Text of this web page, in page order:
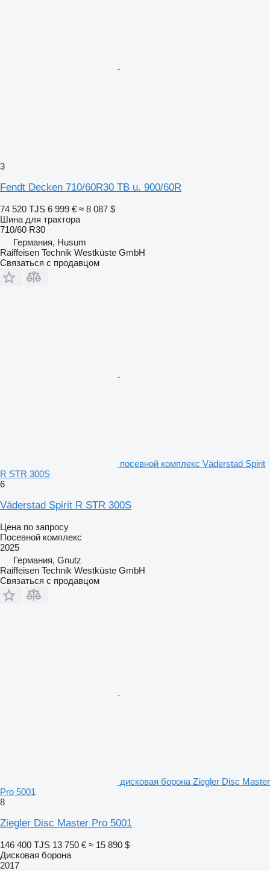
3
Fendt Decken 710/60R30 TB u. 900/60R
74 520 TJS 6 999 € ≈ 8 087 $
Шина для трактора
710/60 R30
Германия, Husum
Raiffeisen Technik Westküste GmbH
Связаться с продавцом
посевной комплекс Väderstad Spirit
R STR 300S
6
Väderstad Spirit R STR 300S
Цена по запросу
Посевной комплекс
2025
Германия, Gnutz
Raiffeisen Technik Westküste GmbH
Связаться с продавцом
дисковая борона Ziegler Disc Master
Pro 5001
8
Ziegler Disc Master Pro 5001
146 400 TJS 13 750 € ≈ 15 890 $
Дисковая борона
2017